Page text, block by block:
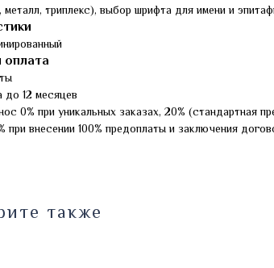
металл, триплекс), выбор шрифта для имени и
оплата
до 12 месяцев
0% при уникальных заказах, 20% (стандартная
при внесении 100% предоплаты и заключения
также